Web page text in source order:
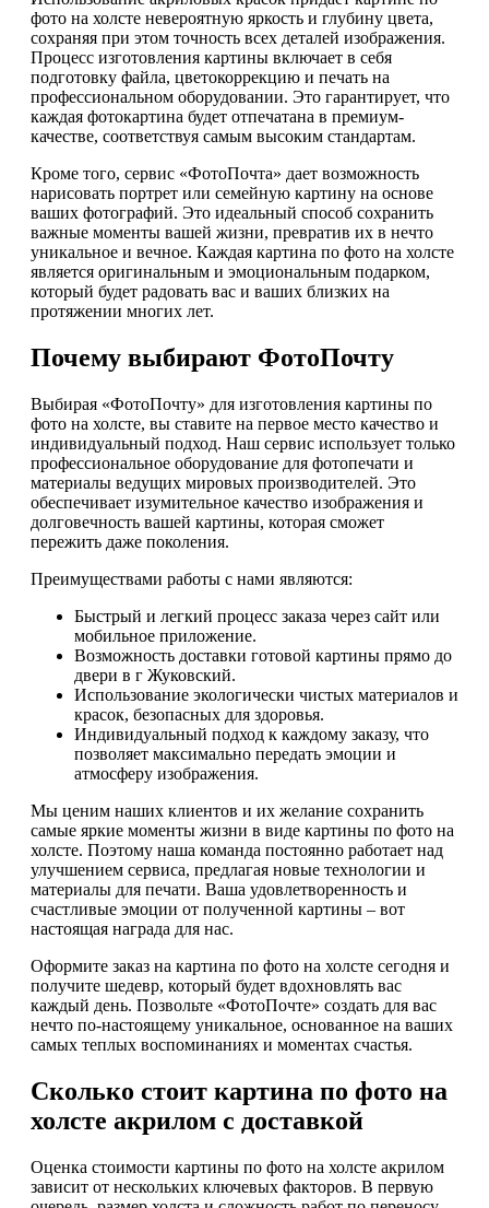
фото на холсте невероятную яркость и глубину цвета,
сохраняя при этом точность всех деталей изображения.
Процесс изготовления картины включает в себя
подготовку файла, цветокоррекцию и печать на
профессиональном оборудовании. Это гарантирует, что
каждая фотокартина будет отпечатана в премиум-
качестве, соответствуя самым высоким стандартам.
Кроме того, сервис «ФотоПочта» дает возможность
нарисовать портрет или семейную картину на основе
ваших фотографий. Это идеальный способ сохранить
важные моменты вашей жизни, превратив их в нечто
уникальное и вечное. Каждая картина по фото на холсте
является оригинальным и эмоциональным подарком,
который будет радовать вас и ваших близких на
протяжении многих лет.
Почему выбирают ФотоПочту
Выбирая «ФотоПочту» для изготовления картины по
фото на холсте, вы ставите на первое место качество и
индивидуальный подход. Наш сервис использует только
профессиональное оборудование для фотопечати и
материалы ведущих мировых производителей. Это
обеспечивает изумительное качество изображения и
долговечность вашей картины, которая сможет
пережить даже поколения.
Преимуществами работы с нами являются:
Быстрый и легкий процесс заказа через сайт или
мобильное приложение.
Возможность доставки готовой картины прямо до
двери в г Жуковский.
Использование экологически чистых материалов и
красок, безопасных для здоровья.
Индивидуальный подход к каждому заказу, что
позволяет максимально передать эмоции и
атмосферу изображения.
Мы ценим наших клиентов и их желание сохранить
самые яркие моменты жизни в виде картины по фото на
холсте. Поэтому наша команда постоянно работает над
улучшением сервиса, предлагая новые технологии и
материалы для печати. Ваша удовлетворенность и
счастливые эмоции от полученной картины – вот
настоящая награда для нас.
Оформите заказ на картина по фото на холсте сегодня и
получите шедевр, который будет вдохновлять вас
каждый день. Позвольте «ФотоПочте» создать для вас
нечто по-настоящему уникальное, основанное на ваших
самых теплых воспоминаниях и моментах счастья.
Сколько стоит картина по фото на
холсте акрилом с доставкой
Оценка стоимости картины по фото на холсте акрилом
зависит от нескольких ключевых факторов. В первую